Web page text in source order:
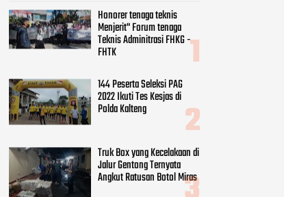
Honorer tenaga teknis
Menjerit" Forum tenaga
Teknis Adminitrasi FHKG -
FHTK
144 Peserta Seleksi PAG
2022 Ikuti Tes Kesjas di
Polda Kalteng
Truk Box yang Kecelakaan di
Jalur Gentong Ternyata
Angkut Ratusan Botol Miras